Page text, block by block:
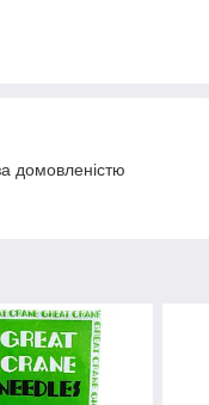
домовленістю